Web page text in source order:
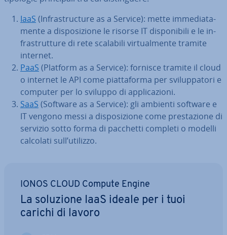
IaaS (In­fra­struc­tu­re as a Service): mette im­me­dia­ta­
men­te a di­spo­si­zio­ne le risorse IT di­spo­ni­bi­li e le in­
fra­strut­tu­re di rete scalabili vir­tual­men­te tramite
internet.
PaaS (Platform as a Service): fornisce tramite il cloud
o internet le API come piat­ta­for­ma per svi­lup­pa­to­ri e
computer per lo sviluppo di ap­pli­ca­zio­ni.
SaaS (Software as a Service): gli ambienti software e
IT vengono messi a di­spo­si­zio­ne come pre­sta­zio­ne di
servizio sotto forma di pacchetti completi o modelli
calcolati sull’utilizzo.
IONOS CLOUD Compute Engine
La soluzione IaaS ideale per i tuoi
carichi di lavoro